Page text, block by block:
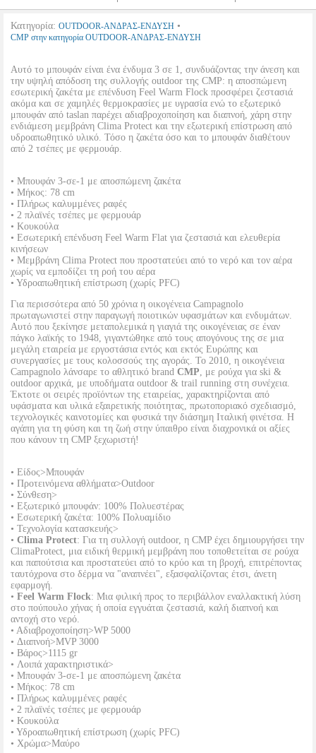
Κατηγορία: OUTDOOR-ΑΝΔΡΑΣ-ΕΝΔΥΣΗ •
CMP στην κατηγορία OUTDOOR-ΑΝΔΡΑΣ-ΕΝΔΥΣΗ
Αυτό το μπουφάν είναι ένα ένδυμα 3 σε 1, συνδυάζοντας την άνεση και
την υψηλή απόδοση της συλλογής outdoor της CMP: η αποσπώμενη
εσωτερική ζακέτα με επένδυση Feel Warm Flock προσφέρει ζεστασιά
ακόμα και σε χαμηλές θερμοκρασίες με υγρασία ενώ το εξωτερικό
μπουφάν από taslan παρέχει αδιαβροχοποίηση και διαπνοή, χάρη στην
ενδιάμεση μεμβράνη Clima Protect και την εξωτερική επίστρωση από
υδροαπωθητικό υλικό. Τόσο η ζακέτα όσο και το μπουφάν διαθέτουν
από 2 τσέπες με φερμουάρ.
• Μπουφάν 3-σε-1 με αποσπώμενη ζακέτα
• Μήκος: 78 cm
• Πλήρως καλυμμένες ραφές
• 2 πλαϊνές τσέπες με φερμουάρ
• Κουκούλα
• Εσωτερική επένδυση Feel Warm Flat για ζεστασιά και ελευθερία
κινήσεων
• Μεμβράνη Clima Protect που προστατεύει από το νερό και τον αέρα
χωρίς να εμποδίζει τη ροή του αέρα
• Υδροαπωθητική επίστρωση (χωρίς PFC)
Για περισσότερα από 50 χρόνια η οικογένεια Campagnolo
πρωταγωνιστεί στην παραγωγή ποιοτικών υφασμάτων και ενδυμάτων.
Αυτό που ξεκίνησε μεταπολεμικά η γιαγιά της οικογένειας σε έναν
πάγκο λαϊκής το 1948, γιγαντώθηκε από τους απογόνους της σε μια
μεγάλη εταιρεία με εργοστάσια εντός και εκτός Ευρώπης και
συνεργασίες με τους κολοσσούς της αγοράς. Το 2010, η οικογένεια
Campagnolo λάνσαρε το αθλητικό brand CMP, με ρούχα για ski &
outdoor αρχικά, με υποδήματα outdoor & trail running στη συνέχεια.
Έκτοτε οι σειρές προϊόντων της εταιρείας, χαρακτηρίζονται από
υφάσματα και υλικά εξαιρετικής ποιότητας, πρωτοποριακό σχεδιασμό,
τεχνολογικές καινοτομίες και φυσικά την διάσημη Ιταλική φινέτσα. Η
αγάπη για τη φύση και τη ζωή στην ύπαιθρο είναι διαχρονικά οι αξίες
που κάνουν τη CMP ξεχωριστή!
• Είδος>Μπουφάν
• Προτεινόμενα αθλήματα>Outdoor
• Σύνθεση>
• Εξωτερικό μπουφάν: 100% Πολυεστέρας
• Εσωτερική ζακέτα: 100% Πολυαμίδιο
• Τεχνολογία κατασκευής>
• Clima Protect: Για τη συλλογή outdoor, η CMP έχει δημιουργήσει την
ClimaProtect, μια ειδική θερμική μεμβράνη που τοποθετείται σε ρούχα
και παπούτσια και προστατεύει από το κρύο και τη βροχή, επιτρέποντας
ταυτόχρονα στο δέρμα να "αναπνέει", εξασφαλίζοντας έτσι, άνετη
εφαρμογή.
• Feel Warm Flock: Μια φιλική προς το περιβάλλον εναλλακτική λύση
στο πούπουλο χήνας ή οποία εγγυάται ζεστασιά, καλή διαπνοή και
αντοχή στο νερό.
• Αδιαβροχοποίηση>WP 5000
• Διαπνοή>MVP 3000
• Βάρος>1115 gr
• Λοιπά χαρακτηριστικά>
• Μπουφάν 3-σε-1 με αποσπώμενη ζακέτα
• Μήκος: 78 cm
• Πλήρως καλυμμένες ραφές
• 2 πλαϊνές τσέπες με φερμουάρ
• Κουκούλα
• Υδροαπωθητική επίστρωση (χωρίς PFC)
• Χρώμα>Μαύρο